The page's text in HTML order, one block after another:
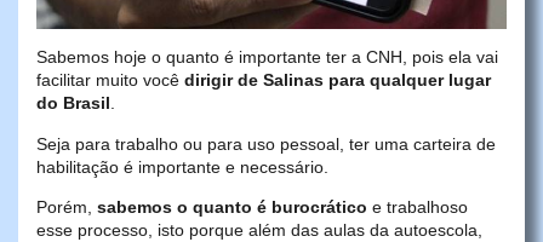
Sabemos hoje o quanto é importante ter a CNH, pois ela vai
facilitar muito você dirigir de Salinas para qualquer lugar
do Brasil.
Seja para trabalho ou para uso pessoal, ter uma carteira de
habilitação é importante e necessário.
Porém, sabemos o quanto é burocrático e trabalhoso
esse processo, isto porque além das aulas da autoescola,